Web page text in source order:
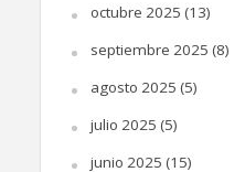
octubre 2025 (13)
septiembre 2025 (8)
agosto 2025 (5)
julio 2025 (5)
junio 2025 (15)